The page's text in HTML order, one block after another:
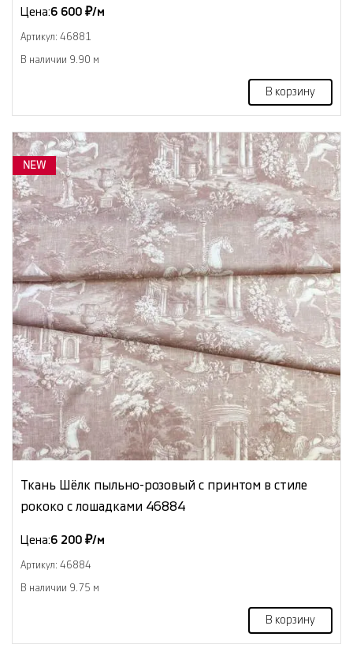
Цена:6 600 ₽/м
Артикул: 46881
В наличии 9.90 м
В корзину
NEW
Ткань Шёлк пыльно-розовый с принтом в стиле
рококо с лошадками 46884
Цена:6 200 ₽/м
Артикул: 46884
В наличии 9.75 м
В корзину